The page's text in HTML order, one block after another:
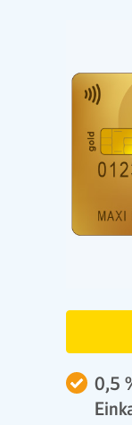
0,5